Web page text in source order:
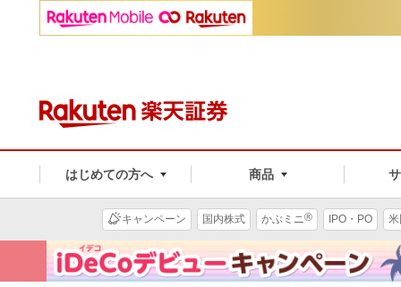
はじめての方へ 商品
キャンペーン 国内株式 かぶミニ® IPO・PO